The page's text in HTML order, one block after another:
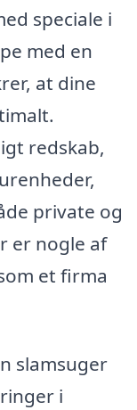
speciale i
med en
at dine
redskab,
private og
er nogle af
et firma
slamsuger
i